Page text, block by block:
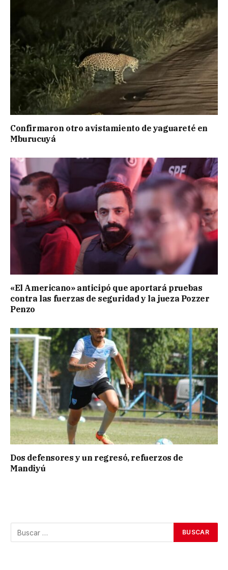
Confirmaron otro avistamiento de yaguareté en
Mburucuyá
«El Americano» anticipó que aportará pruebas
contra las fuerzas de seguridad y la jueza Pozzer
Penzo
Dos defensores y un regresó, refuerzos de
Mandiyú